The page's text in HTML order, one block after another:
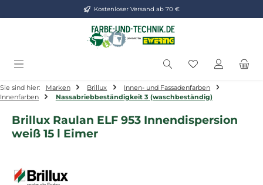
Zum Hauptinhalt springenKostenloser Versand ab 70 €
Du hast 0
Sie sind hier: Marken Brillux
Innen- und Fassadenfarben
Innenfarben
Nassabriebbeständigkeit 3 (waschbeständig)
Brillux Raulan ELF 953 Innendispersion
weiß 15 l Eimer